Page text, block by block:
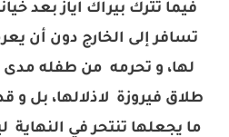
فيما تترك بيراك اياز بعد
تسافر إلى الخارج دون أن
لها، و تحرمه من طفله مدى
طلاق فيروزة لاذلالها، بل و
ما يجعلها تنتحر في